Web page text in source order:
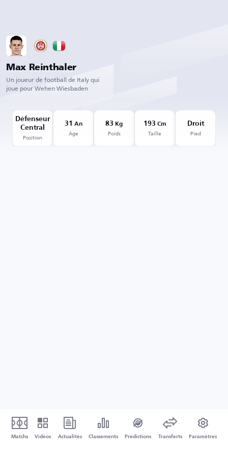
Max Reinthaler
Un joueur de football de Italy qui
joue pour Wehen Wiesbaden
Défenseur
Central
Position
31 An
Âge
83 Kg
Poids
193 Cm
Taille
Droit
Pied
Matchs Vidéos Actualités Classements Prédictions Transferts Paramètres